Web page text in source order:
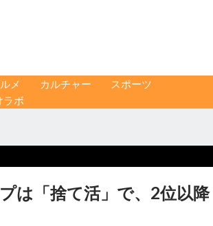
メ カルチャー
スポーツ
ラボ
は「捨て活」で、2位以降